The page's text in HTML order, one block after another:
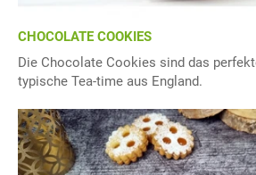
CHOCOLATE COOKIES
Die Chocolate Cookies sind das
typische Tea-time aus England.